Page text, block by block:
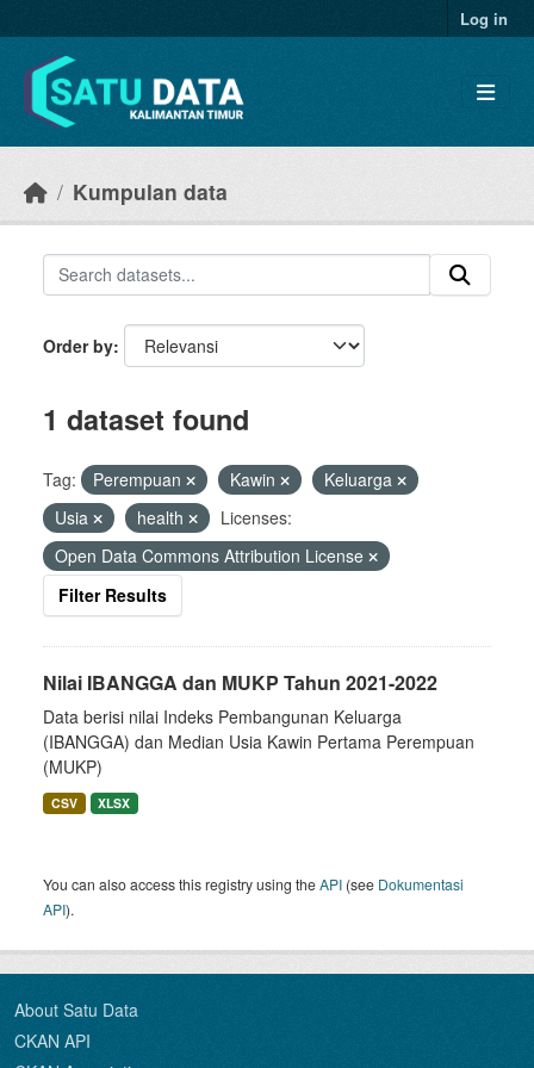
Log in
Kumpulan data
Order by
1 dataset found
Tag: Perempuan Kawin
Keluarga
Usia
health
Licenses:
Open Data Commons Attribution License
Filter Results
Nilai IBANGGA dan MUKP Tahun 2021-2022
Data berisi nilai Indeks Pembangunan Keluarga
(IBANGGA) dan Median Usia Kawin Pertama Perempuan
(MUKP)
CSV XLSX
You can also access this registry using theAPI (see Dokumentasi
API).
About Satu Data
CKAN API